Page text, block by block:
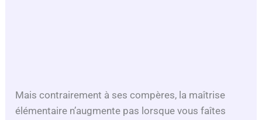
Mais contrairement à ses compères, la maîtrise
élémentaire n’augmente pas lorsque vous faîtes